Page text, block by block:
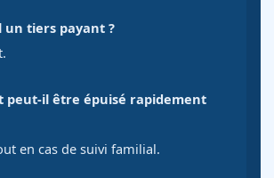
un tiers payant ?
peut-il être épuisé rapidement
en cas de suivi familial.